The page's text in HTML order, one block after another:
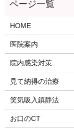
HOME
医院案内
院内感染対策
見て納得の治療
笑気吸入鎮静法
お口のCT